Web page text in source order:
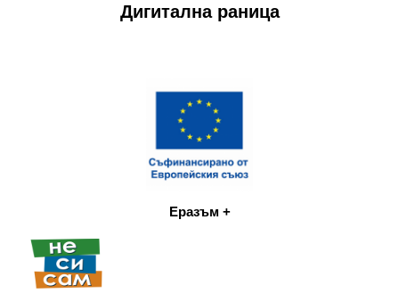
Дигитална раница
Еразъм +